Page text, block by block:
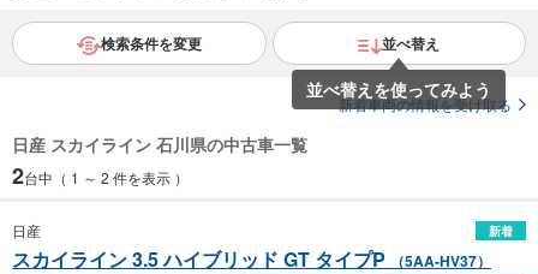
検索条件を変更 並べ替え
並べ替えを使ってみよう
新着車両の情報を受け取る
日産 スカイライン 石川県の中古車一覧
2台中（ 1 ～ 2 件を表示 ）
日産 新着
スカイライン 3.5 ハイブリッド GT タイプP （5AA-HV37）